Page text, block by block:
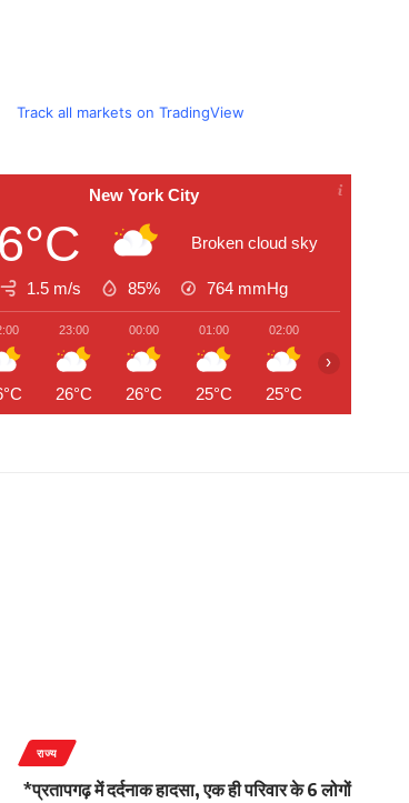
Track all markets on TradingView
New York City
Broken cloud sky
1.5 m/s 85% 764 mmHg
23:00
26°C
00:00
26°C
01:00
25°C
02:00
25°C
›
राज्य
*प्रतापगढ़ में दर्दनाक हादसा, एक ही परिवार के 6 लोगों